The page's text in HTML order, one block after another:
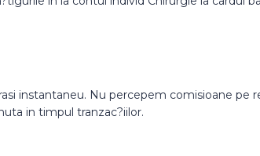
instantaneu. Nu percepem comisioane pe
in timpul tranzac?iilor.